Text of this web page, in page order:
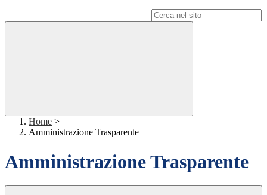
Home >
Amministrazione Trasparente
Amministrazione Trasparente